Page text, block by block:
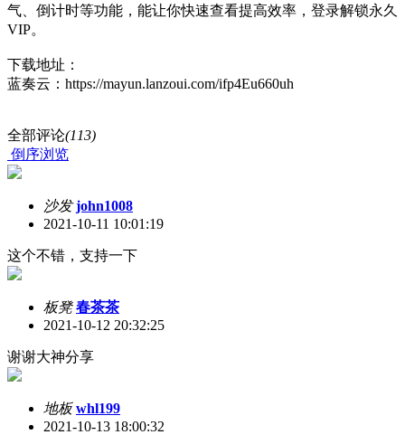
气、倒计时等功能，能让你快速查看提高效率，登录解锁永久
VIP。
下载地址：
蓝奏云：https://mayun.lanzoui.com/ifp4Eu660uh
全部评论(113)
倒序浏览
沙发 john1008
2021-10-11 10:01:19
这个不错，支持一下
板凳 春茶茶
2021-10-12 20:32:25
谢谢大神分享
地板 whl199
2021-10-13 18:00:32